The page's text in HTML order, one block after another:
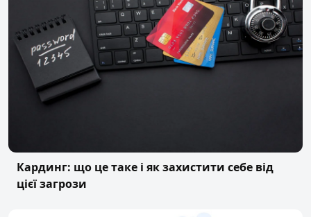
Кардинг: що це таке і як захистити себе від
цієї загрози